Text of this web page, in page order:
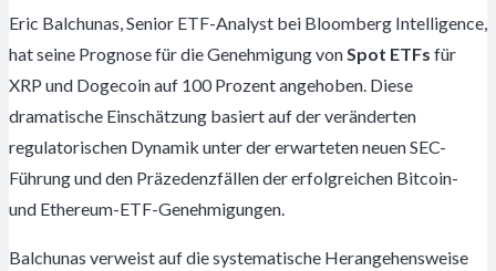
Eric Balchunas, Senior ETF-Analyst bei Bloomberg Intelligence,
hat seine Prognose für die Genehmigung von Spot ETFs für
XRP und Dogecoin auf 100 Prozent angehoben. Diese
dramatische Einschätzung basiert auf der veränderten
regulatorischen Dynamik unter der erwarteten neuen SEC-
Führung und den Präzedenzfällen der erfolgreichen Bitcoin-
und Ethereum-ETF-Genehmigungen.
Balchunas verweist auf die systematische Herangehensweise